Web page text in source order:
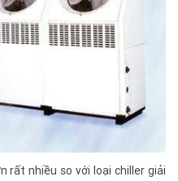
rất nhiều so với loại chiller giải